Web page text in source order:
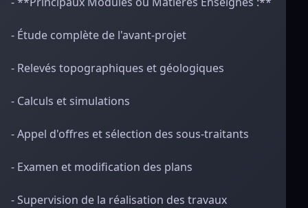
- Étude complète de l'avant-projet
- Relevés topographiques et géologiques
- Calculs et simulations
- Appel d'offres et sélection des sous-traitants
- Examen et modification des plans
- Supervision de la réalisation des travaux